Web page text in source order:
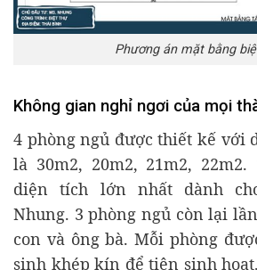
Phương án mặt bằng
Không gian nghỉ ngơi của mọi
4 phòng ngủ được thiết kế với
là 30m2, 20m2, 21m2,
diện tích lớn nhất dành
Nhung. 3 phòng ngủ còn lại
con và ông bà. Mỗi phòng
sinh khép kín để tiện sinh